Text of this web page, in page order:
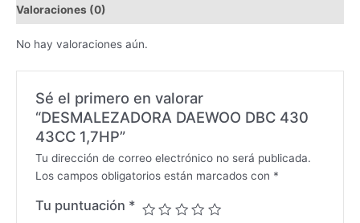
Valoraciones (0)
No hay valoraciones aún.
Sé el primero en valorar
“DESMALEZADORA DAEWOO DBC 430
43CC 1,7HP”
Tu dirección de correo electrónico no será publicada.
Los campos obligatorios están marcados con *
Tu puntuación *